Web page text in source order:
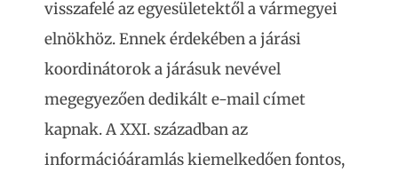
visszafelé az egyesületektől a vármegyei
elnökhöz. Ennek érdekében a járási
koordinátorok a járásuk nevével
megegyezően dedikált e-mail címet
kapnak. A XXI. században az
információáramlás kiemelkedően fontos,